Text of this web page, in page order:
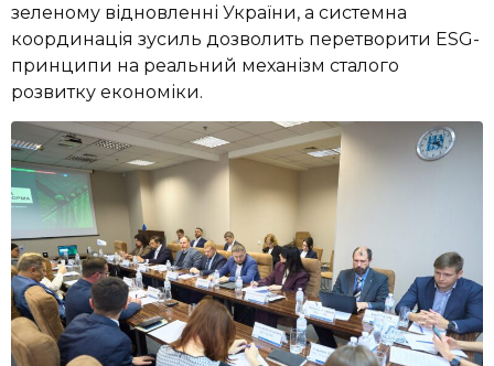
зеленому відновленні України, а системна
координація зусиль дозволить перетворити ESG-
принципи на реальний механізм сталого
розвитку економіки.